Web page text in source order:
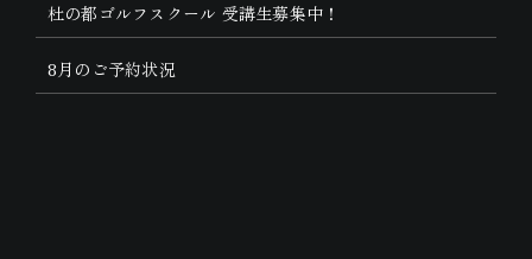
杜の都ゴルフスクール 受講生募集中！
8月のご予約状況